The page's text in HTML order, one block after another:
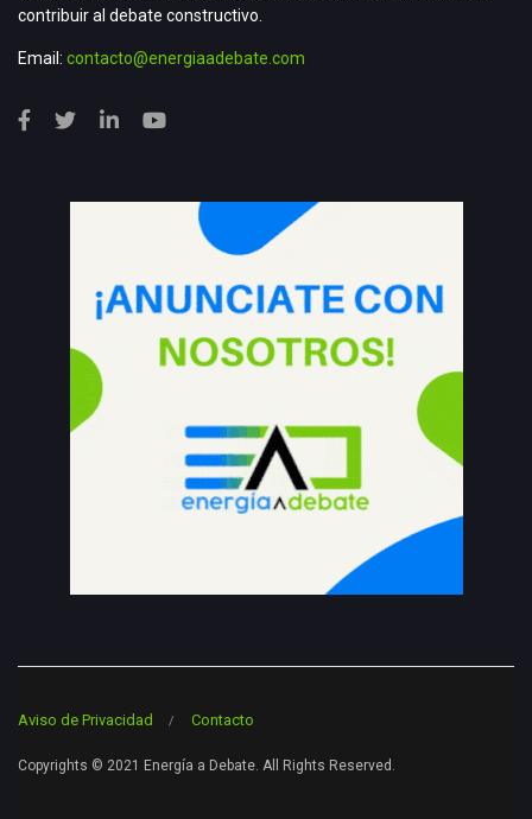
contribuir al debate constructivo.
Email: contacto@energiaadebate.com
Aviso de Privacidad Contacto
Copyrights © 2021 Energía a Debate. All Rights Reserved.